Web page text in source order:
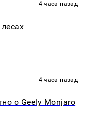
4 часа назад
4 часа назад
о Geely Monjaro